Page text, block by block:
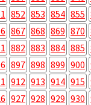
852 853 854 855
867 868 869 870
882 883 884 885
897 898 899 900
912 913 914 915
927 928 929 930